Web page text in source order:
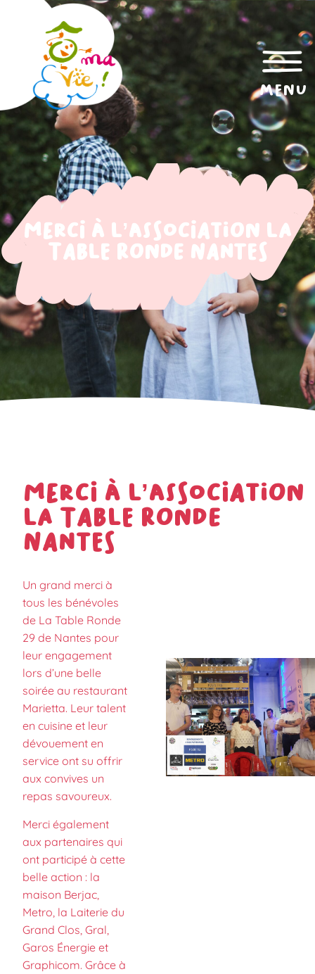
menu
Merci à l’association la
Table ronde Nantes
Merci à l’association
la Table ronde
Nantes
Un grand merci à
tous les bénévoles
de La Table Ronde
29 de Nantes pour
leur engagement
lors d’une belle
soirée au restaurant
Marietta. Leur talent
en cuisine et leur
dévouement en
service ont su offrir
aux convives un
repas savoureux.
Merci également
aux partenaires qui
ont participé à cette
belle action : la
maison Berjac,
Metro, la Laiterie du
Grand Clos, Gral,
Garos Énergie et
Graphicom. Grâce à